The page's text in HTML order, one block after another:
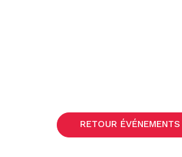
RETOUR ÉVÉNEMENTS